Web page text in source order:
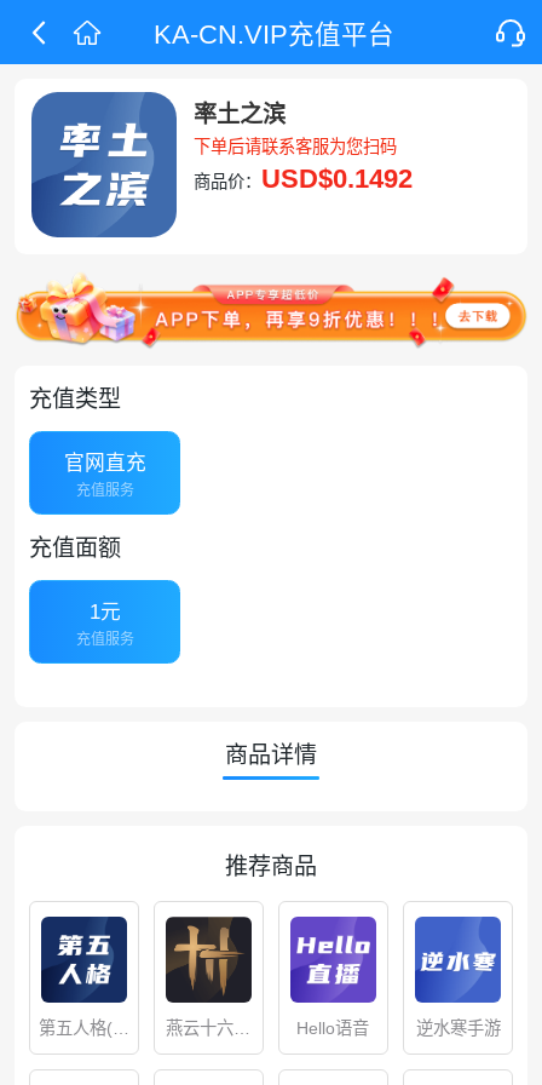
KA-CN.VIP充值平台
率土之滨
下单后请联系客服为您扫码
商品价： USD$0.1492
充值类型
官网直充
充值服务
充值面额
1元
充值服务
商品详情
推荐商品
第五人格(储
值/充值）
燕云十六声
充值
Hello语音 逆水寒手游